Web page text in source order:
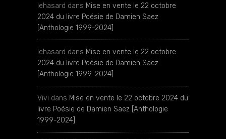
lehasard dans Mise en vente le 22 octobre
2024 du livre Poésie de Damien Saez
[Anthologie 1999-2024]
lehasard dans Mise en vente le 22 octobre
2024 du livre Poésie de Damien Saez
[Anthologie 1999-2024]
Vivi dans Mise en vente le 22 octobre 2024 du
livre Poésie de Damien Saez [Anthologie
1999-2024]